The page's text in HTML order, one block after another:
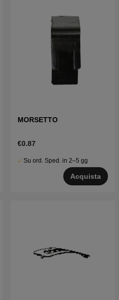
MORSETTO
€0.87
Su ord. Sped. in 2–5 gg
Acquista